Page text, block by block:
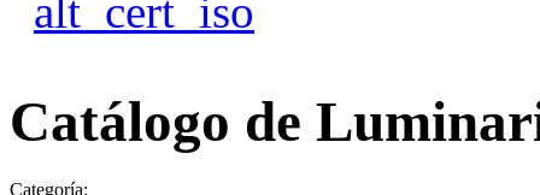
Catálogo de
Categoría: